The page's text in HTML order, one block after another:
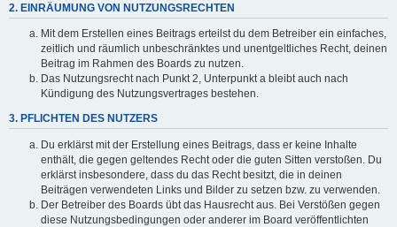
2. EINRÄUMUNG VON NUTZUNGSRECHTEN
Mit dem Erstellen eines Beitrags erteilst du dem Betreiber ein einfaches,
zeitlich und räumlich unbeschränktes und unentgeltliches Recht, deinen
Beitrag im Rahmen des Boards zu nutzen.
Das Nutzungsrecht nach Punkt 2, Unterpunkt a bleibt auch nach
Kündigung des Nutzungsvertrages bestehen.
3. PFLICHTEN DES NUTZERS
Du erklärst mit der Erstellung eines Beitrags, dass er keine Inhalte
enthält, die gegen geltendes Recht oder die guten Sitten verstoßen. Du
erklärst insbesondere, dass du das Recht besitzt, die in deinen
Beiträgen verwendeten Links und Bilder zu setzen bzw. zu verwenden.
Der Betreiber des Boards übt das Hausrecht aus. Bei Verstößen gegen
diese Nutzungsbedingungen oder anderer im Board veröffentlichten